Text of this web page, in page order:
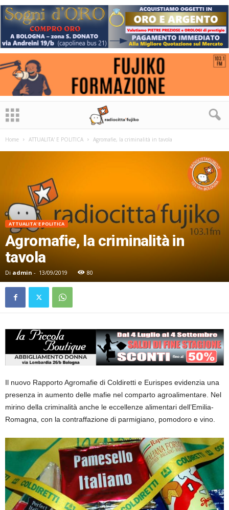
Home ATTUALITA' E POLITICA Agromafie, la criminalità in tavola
ATTUALITA' E POLITICA
Agromafie, la criminalità in
tavola
Di admin - 13/09/2019 80
Il nuovo Rapporto Agromafie di Coldiretti e Eurispes evidenzia una
presenza in aumento delle mafie nel comparto agroalimentare. Nel
mirino della criminalità anche le eccellenze alimentari dell’Emilia-
Romagna, con la contraffazione di parmigiano, pomodoro e vino.